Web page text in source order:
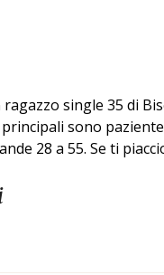
single 35 di
sono
28 a 55. Se ti